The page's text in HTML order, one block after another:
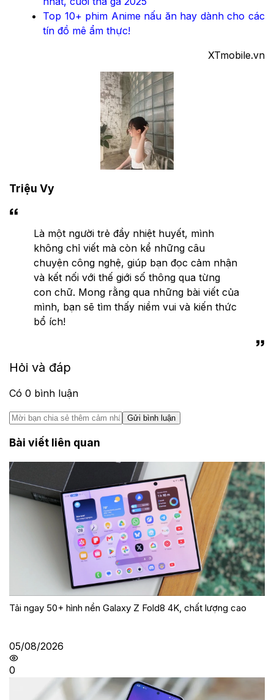
Top 10+ phim Anime nấu ăn hay dành cho các
tín đồ mê ẩm thực!
XTmobile.vn
Triệu Vy
Là một người trẻ đầy nhiệt huyết, mình
không chỉ viết mà còn kể những câu
chuyện công nghệ, giúp bạn đọc cảm nhận
và kết nối với thế giới số thông qua từng
con chữ. Mong rằng qua những bài viết của
mình, bạn sẽ tìm thấy niềm vui và kiến thức
bổ ích!
Hỏi và đáp
Có 0 bình luận
Gửi bình luận
Bài viết liên quan
Tải ngay 50+ hình nền Galaxy Z Fold8 4K, chất lượng cao
05/08/2026
0